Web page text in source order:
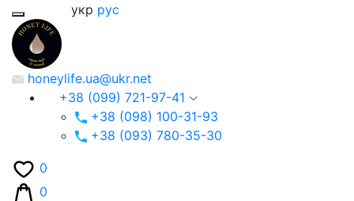
укр рус
honeylife.ua@ukr.net
+38 (099) 721-97-41
+38 (098) 100-31-93
+38 (093) 780-35-30
0
0